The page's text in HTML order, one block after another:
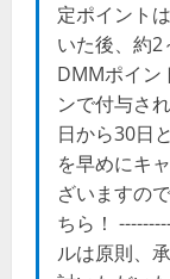
定ポイント
いた後、約
DMMポイン
ンで付与さ
日から30日
を早めにキ
ざいますの
ちら！
ルは原則、